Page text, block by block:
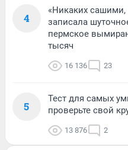
4
«Никаких сашими,
записала
пермское
тысяч
16 136 23
5
Тест для самых
проверьте свой
13 876 2